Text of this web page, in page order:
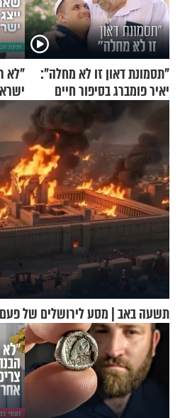
"תסמונת דאון זו לא מחלה":
יאיר פומברג בסיפור חיים
מעורר השראה
"לא
תשעה באב | מסע לירושלים של